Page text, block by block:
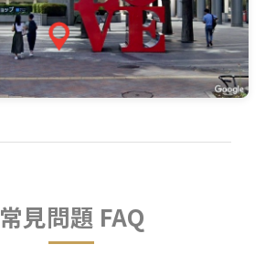
常見問題 FAQ